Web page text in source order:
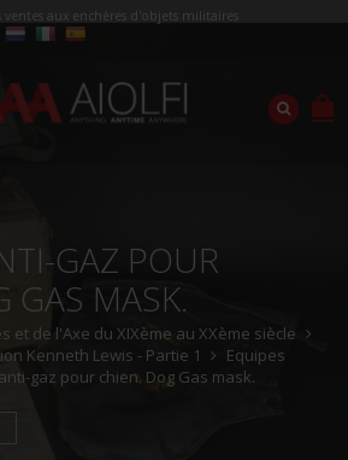
ventes aux enchères d'objets militaires
GAZ POUR
GAS MASK.
et de l'Axe du XIXème au XXème siècle
Kenneth Lewis - Partie 1
Equipes
gaz pour chien. Dog Gas mask.